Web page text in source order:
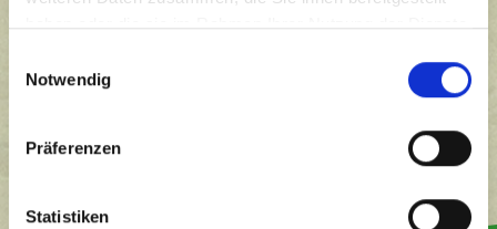
haben oder die sie im Rahmen Ihrer Nutzung der Dienste
Notwendig
Präferenzen
Statistiken